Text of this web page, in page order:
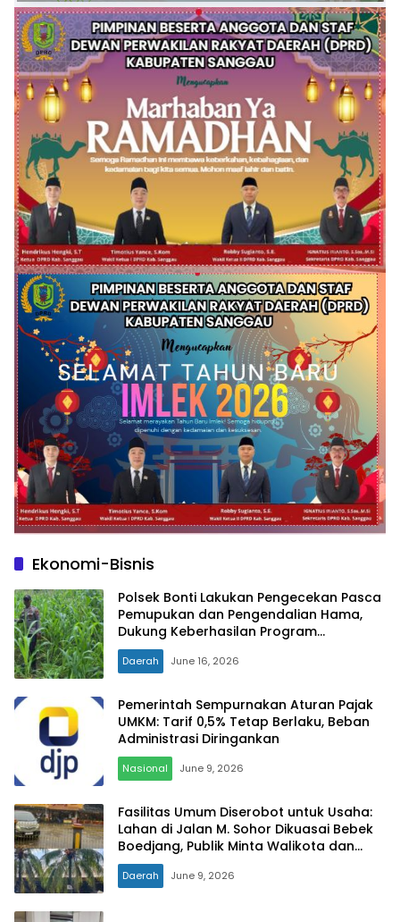
Ekonomi-Bisnis
Polsek Bonti Lakukan Pengecekan Pasca
Pemupukan dan Pengendalian Hama,
Dukung Keberhasilan Program
Ketahanan Pangan Nasional
Daerah June 16, 2026
Pemerintah Sempurnakan Aturan Pajak
UMKM: Tarif 0,5% Tetap Berlaku, Beban
Administrasi Diringankan
Nasional June 9, 2026
Fasilitas Umum Diserobot untuk Usaha:
Lahan di Jalan M. Sohor Dikuasai Bebek
Boedjang, Publik Minta Walikota dan
Satpol PP Tegas
Daerah June 9, 2026